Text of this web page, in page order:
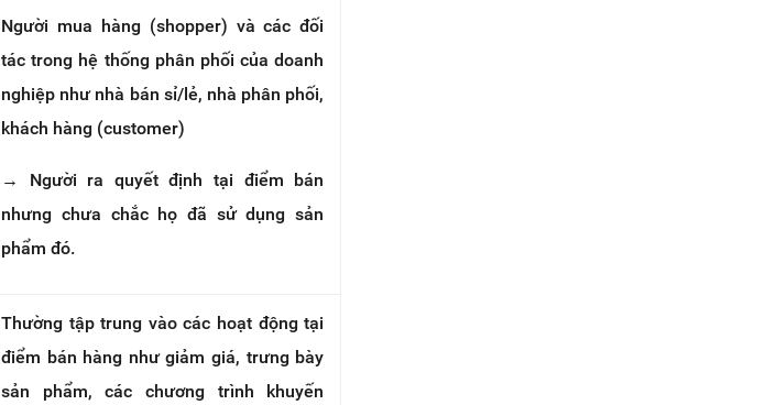
Người mua hàng (shopper) và các đối
tác trong hệ thống phân phối của doanh
nghiệp như nhà bán sỉ/lẻ, nhà phân phối,
khách hàng (customer)
→ Người ra quyết định tại điểm bán
nhưng chưa chắc họ đã sử dụng sản
phẩm đó.
Thường tập trung vào các hoạt động tại
điểm bán hàng như giảm giá, trưng bày
sản phẩm, các chương trình khuyến